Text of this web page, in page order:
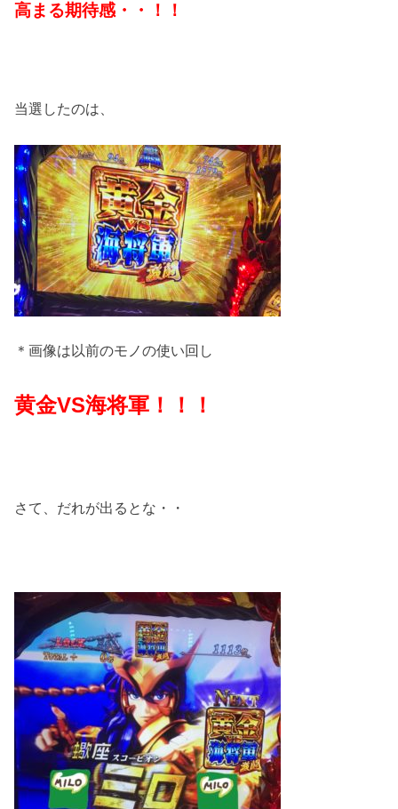
高まる期待感・・！！
当選したのは、
＊画像は以前のモノの使い回し
黄金VS海将軍！！！
さて、だれが出るとな・・